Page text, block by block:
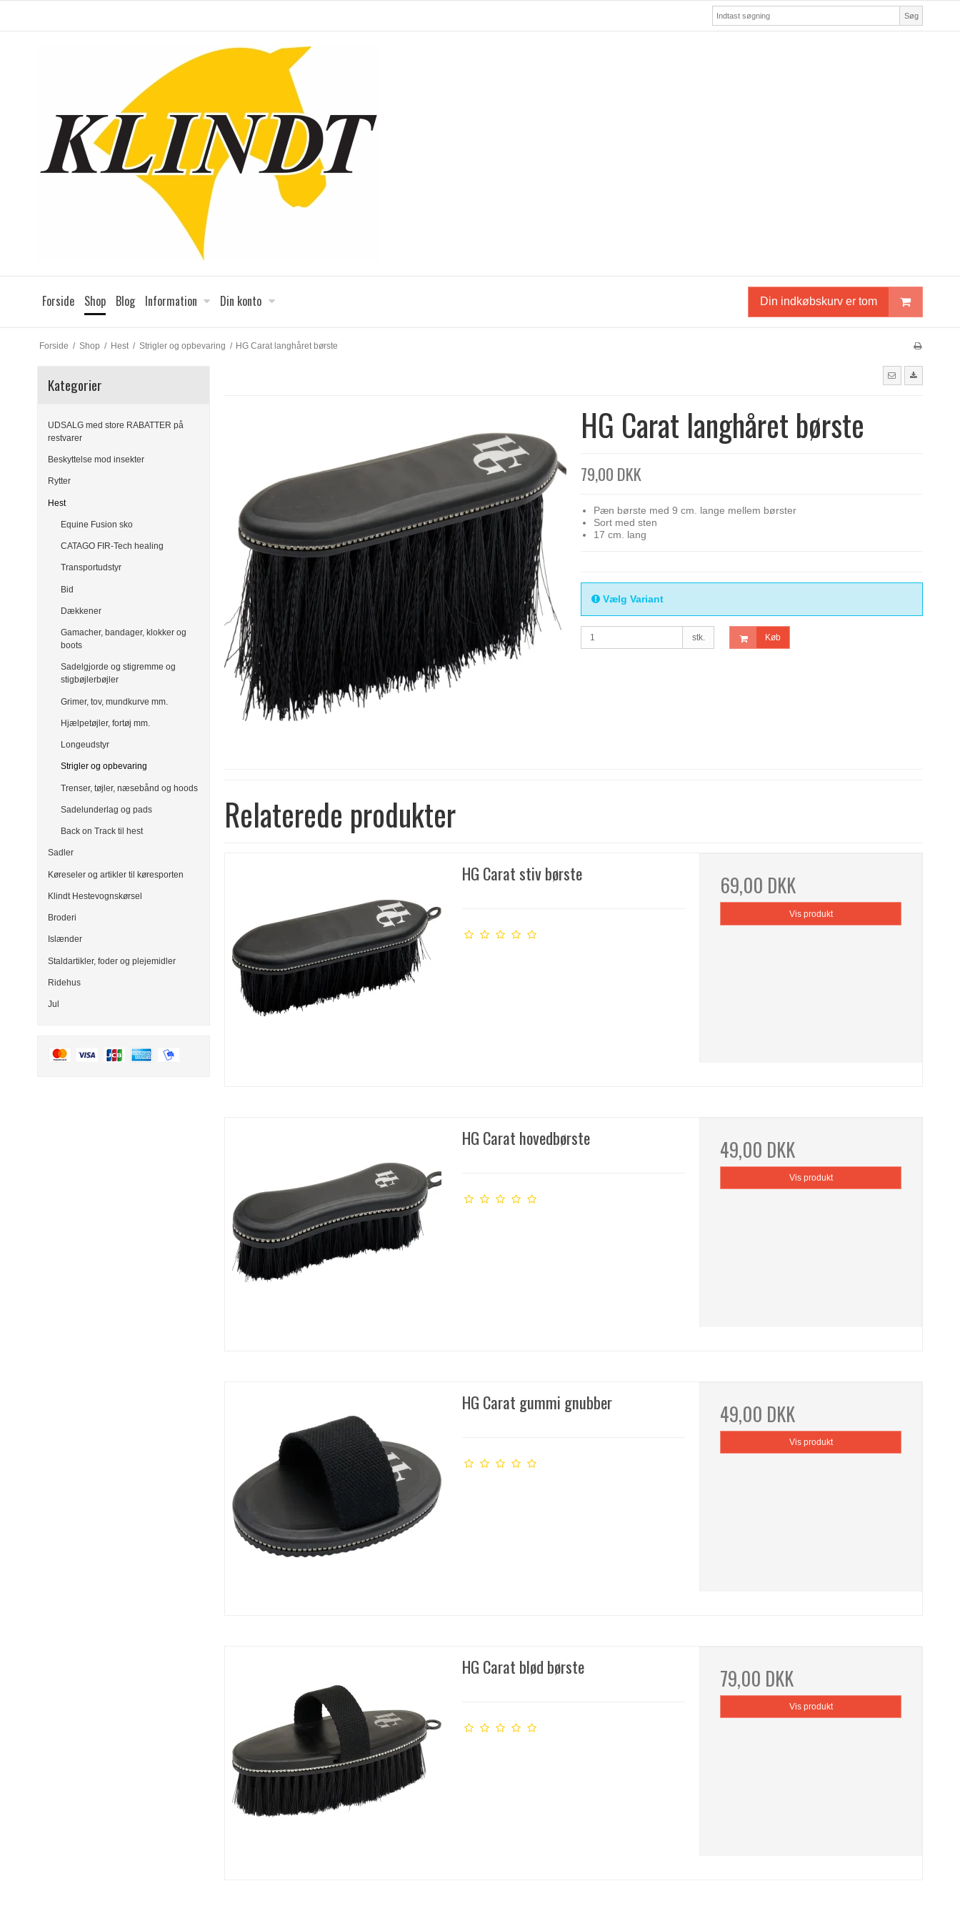
Søg
Forside Shop Blog Information Din konto Din indkøbskurv er tom
Forside / Shop / Hest / Strigler og opbevaring / HG Carat langhåret børste
Kategorier
UDSALG med store RABATTER på
restvarer
Beskyttelse mod insekter
Rytter
Hest
Equine Fusion sko
CATAGO FIR-Tech healing
Transportudstyr
Bid
Dækkener
Gamacher, bandager, klokker og
boots
Sadelgjorde og stigremme og
stigbøjlerbøjler
Grimer, tov, mundkurve mm.
Hjælpetøjler, fortøj mm.
Longeudstyr
Strigler og opbevaring
Trenser, tøjler, næsebånd og hoods
Sadelunderlag og pads
Back on Track til hest
Sadler
Køreseler og artikler til køresporten
Klindt Hestevognskørsel
Broderi
Islænder
Staldartikler, foder og plejemidler
Ridehus
Jul
HG Carat langhåret børste
79,00 DKK
Pæn børste med 9 cm. lange mellem børster
Sort med sten
17 cm. lang
Vælg Variant
stk. Køb
Relaterede produkter
HG Carat stiv børste 69,00 DKK
Vis produkt
HG Carat hovedbørste 49,00 DKK
Vis produkt
HG Carat gummi gnubber 49,00 DKK
Vis produkt
HG Carat blød børste 79,00 DKK
Vis produkt